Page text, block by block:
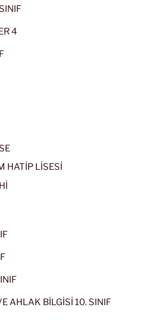
4
HATİP LİSESİ
AHLAK BİLGİSİ 10. SINIF